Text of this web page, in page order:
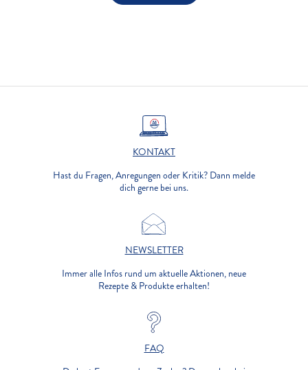
KONTAKT
Hast du Fragen, Anregungen oder Kritik? Dann melde
dich gerne bei uns.
NEWSLETTER
Immer alle Infos rund um aktuelle Aktionen, neue
Rezepte & Produkte erhalten!
FAQ